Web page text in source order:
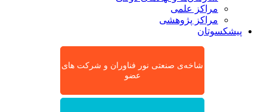
مراکز علمی
مراکز پژوهشی
پیشکسوتان
شاخه‌ی صنعتی نور فناوران و شرکت های
عضو